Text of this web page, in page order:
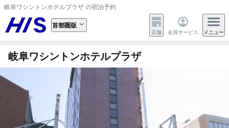
岐阜ワシントンホテルプラザ の宿泊予約
首都圏版
店舗 会員サービス メニュー
岐阜ワシントンホテルプラザ